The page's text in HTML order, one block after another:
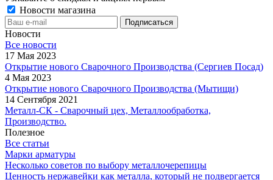
Новости магазина
Новости
Все новости
17 Мая 2023
Открытие нового Сварочного Производства (Сергиев Посад)
4 Мая 2023
Открытие нового Сварочного Производства (Мытищи)
14 Сентября 2021
Металл-СК - Сварочный цех, Металлообработка,
Производство.
Полезное
Все статьи
Марки арматуры
Несколько советов по выбору металлочерепицы
Ценность нержавейки как металла, который не подвергается